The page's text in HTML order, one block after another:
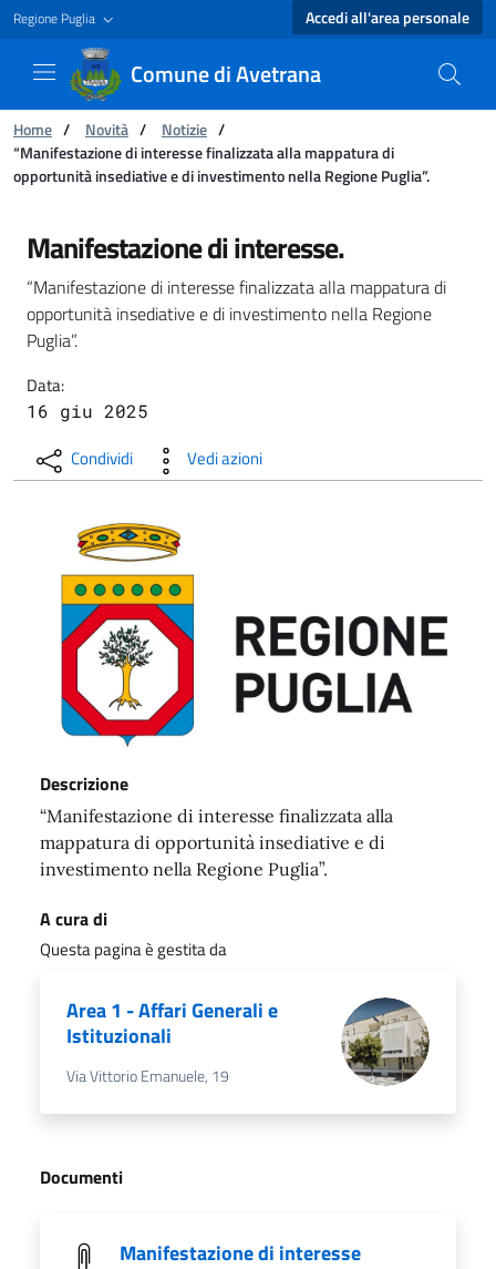
Regione Puglia Accedi all'area personale
Comune di Avetrana
Ti trovi in:
Home / Novità / Notizie /
“Manifestazione di interesse finalizzata alla mappatura di
opportunità insediative e di investimento nella Regione Puglia”.
“Manifestazione di interesse finalizzata
Manifestazione di interesse.
“Manifestazione di interesse finalizzata alla mappatura di
opportunità insediative e di investimento nella Regione
Puglia”.
Data:
16 giu 2025
Condividi Vedi azioni
Descrizione
“Manifestazione di interesse finalizzata alla
mappatura di opportunità insediative e di
investimento nella Regione Puglia”.
A cura di
Questa pagina è gestita da
Area 1 - Affari Generali e
Istituzionali
Via Vittorio Emanuele, 19
Documenti
Manifestazione di interesse